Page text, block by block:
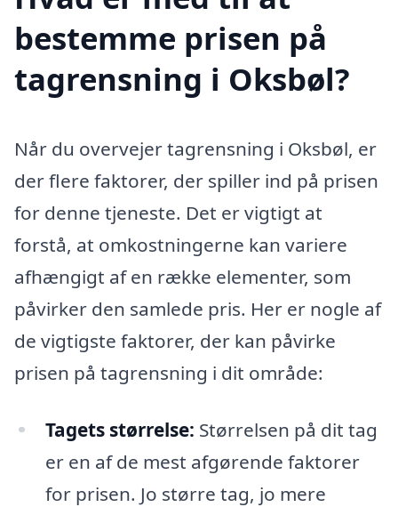
bestemme prisen på
tagrensning i Oksbøl?
Når du overvejer tagrensning i Oksbøl, er
der flere faktorer, der spiller ind på prisen
for denne tjeneste. Det er vigtigt at
forstå, at omkostningerne kan variere
afhængigt af en række elementer, som
påvirker den samlede pris. Her er nogle af
de vigtigste faktorer, der kan påvirke
prisen på tagrensning i dit område:
Tagets størrelse: Størrelsen på dit tag
er en af de mest afgørende faktorer
for prisen. Jo større tag, jo mere